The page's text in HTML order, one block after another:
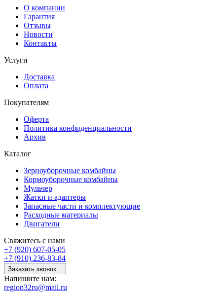
О компании
Гарантия
Отзывы
Новости
Контакты
Услуги
Доставка
Оплата
Покупателям
Оферта
Политика конфиденциальности
Архив
Каталог
Зерноуборочные комбайны
Кормоуборочные комбайны
Мульчер
Жатки и адаптеры
Запасные части и комплектующие
Расходные материалы
Двигатели
Свяжитесь с нами
+7 (920) 607-05-05
+7 (910) 236-83-84
Заказать звонок
Напишите нам:
region32ru@mail.ru